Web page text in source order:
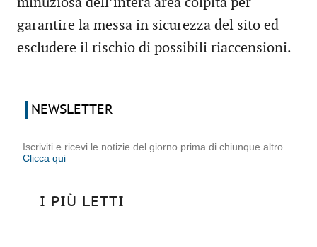
garantire la messa in sicurezza del sito ed
escludere il rischio di possibili riaccensioni.
NEWSLETTER
Iscriviti e ricevi le notizie del giorno prima di chiunque altro
Clicca qui
I PIÙ LETTI